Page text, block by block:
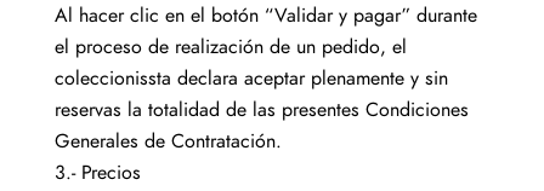
Al hacer clic en el botón “Validar y pagar” durante
el proceso de realización de un pedido, el
coleccionissta declara aceptar plenamente y sin
reservas la totalidad de las presentes Condiciones
Generales de Contratación.
3.- Precios